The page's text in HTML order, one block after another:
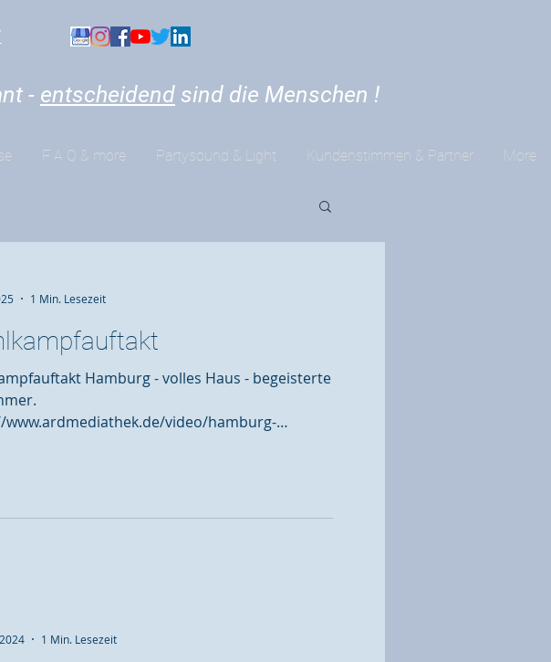
- entscheidend sind die Menschen !
F A Q & more Partysound & Light Kundenstimmen & Partner More
Hamburg - volles Haus - begeisterte
video/hamburg-
1 Min. Lesezeit
1 Min. Lesezeit